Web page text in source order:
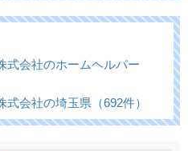
式会社のホームヘルパー
会社の埼玉県（692件）